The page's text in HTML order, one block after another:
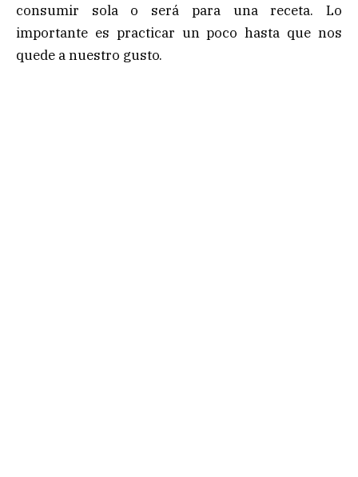
consumir sola o será para una receta. Lo
importante es practicar un poco hasta que nos
quede a nuestro gusto.